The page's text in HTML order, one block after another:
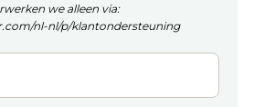
we alleen via:
nl-nl/p/klantondersteuning